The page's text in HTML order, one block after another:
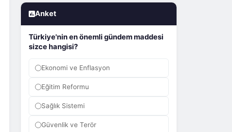
Anket
Türkiye'nin en önemli gündem maddesi
sizce hangisi?
Ekonomi ve Enflasyon
Eğitim Reformu
Sağlık Sistemi
Güvenlik ve Terör